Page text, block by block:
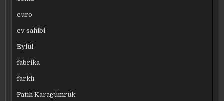
euro
ev sahibi
Eylül
fabrika
farklı
Fatih Karagümrük